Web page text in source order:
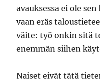
avauksessa ei ole
vaan eräs
väite: työ onkin sitä
enemmän siihen
Naiset eivät tätä